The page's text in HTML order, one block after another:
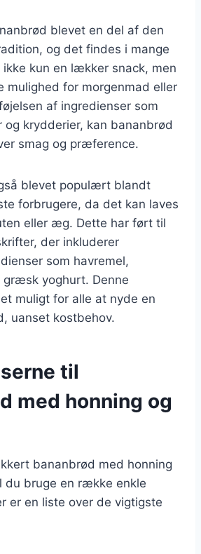
blevet en del af den
og det findes i mange
ikke kun en lækker snack, men
mulighed for morgenmad eller
af ingredienser som
og krydderier, kan bananbrød
smag og præference.
blevet populært blandt
forbrugere, da det kan laves
eller æg. Dette har ført til
der inkluderer
som havremel,
yoghurt. Denne
muligt for alle at nyde en
uanset kostbehov.
til
med honning og
bananbrød med honning
du bruge en række enkle
er en liste over de vigtigste